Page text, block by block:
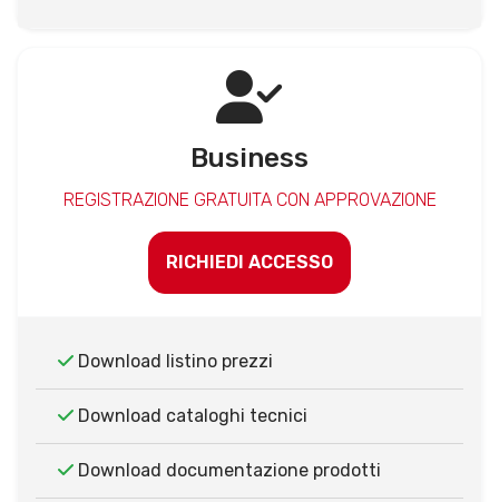
Business
REGISTRAZIONE GRATUITA CON APPROVAZIONE
RICHIEDI ACCESSO
Download listino prezzi
Download cataloghi tecnici
Download documentazione prodotti